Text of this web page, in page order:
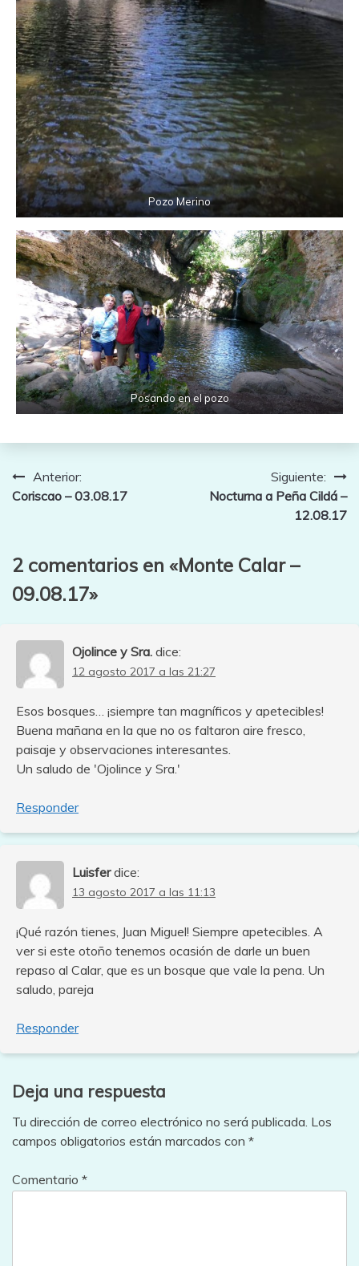
Pozo Merino
Posando en el pozo
Navegación
Anterior:
Coriscao – 03.08.17
Siguiente:
Nocturna a Peña Cildá –
12.08.17
2 comentarios en «Monte Calar –
09.08.17»
Ojolince y Sra. dice:
12 agosto 2017 a las 21:27
Esos bosques… ¡siempre tan magníficos y apetecibles!
Buena mañana en la que no os faltaron aire fresco,
paisaje y observaciones interesantes.
Un saludo de 'Ojolince y Sra.'
Responder
Luisfer dice:
13 agosto 2017 a las 11:13
¡Qué razón tienes, Juan Miguel! Siempre apetecibles. A
ver si este otoño tenemos ocasión de darle un buen
repaso al Calar, que es un bosque que vale la pena. Un
saludo, pareja
Responder
Deja una respuesta
Tu dirección de correo electrónico no será publicada. Los
campos obligatorios están marcados con *
Comentario *